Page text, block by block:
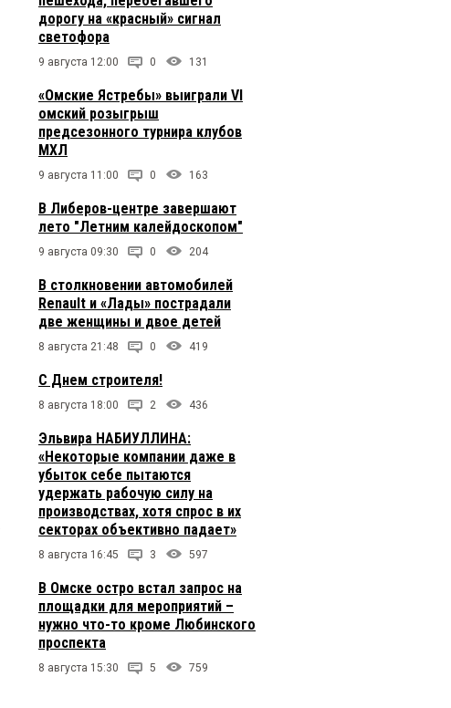
дорогу на «красный» сигнал
светофора
9 августа 12:00 0 131
«Омские Ястребы» выиграли VI
омский розыгрыш
предсезонного турнира клубов
МХЛ
9 августа 11:00 0 163
В Либеров-центре завершают
лето "Летним калейдоскопом"
9 августа 09:30 0 204
В столкновении автомобилей
Renault и «Лады» пострадали
две женщины и двое детей
8 августа 21:48 0 419
С Днем строителя!
8 августа 18:00 2 436
Эльвира НАБИУЛЛИНА:
«Некоторые компании даже в
убыток себе пытаются
удержать рабочую силу на
производствах, хотя спрос в их
секторах объективно падает»
8 августа 16:45 3 597
В Омске остро встал запрос на
площадки для мероприятий –
нужно что-то кроме Любинского
проспекта
8 августа 15:30 5 759